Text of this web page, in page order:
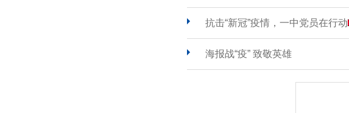
抗击“新冠”疫情，一中党员在行动
海报战“疫” 致敬英雄